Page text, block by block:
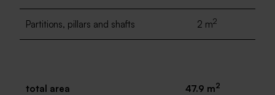
Partitions, pillars and shafts 2 m2
total area 47.9 m2